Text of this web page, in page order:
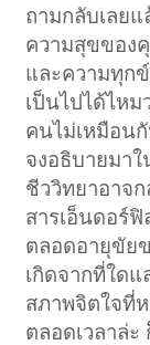
ถามกลับเลย
ความสุขของ
และความทุก
เป็นไปได้ไห
คนไม่เหมือนกั
จงอธิบายมาใ
ชีววิทยาอาจ
สารเอ็นดอร์
ตลอดอายุขัย
เกิดจากที่ใดแ
สภาพจิตใจที่
ตลอดเวลาล่ะ